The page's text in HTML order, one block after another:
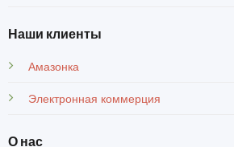
Наши клиенты
Амазонка
Электронная коммерция
О нас